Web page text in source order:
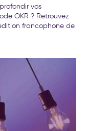
vos
OKR ? Retrouvez
francophone de